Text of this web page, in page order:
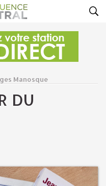
Manosque
DU